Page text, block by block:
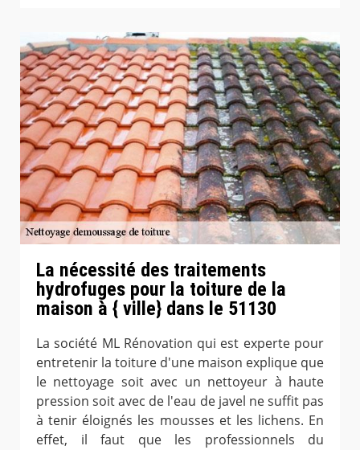
La nécessité des traitements
hydrofuges pour la toiture de la
maison à { ville} dans le 51130
La société ML Rénovation qui est experte pour
entretenir la toiture d'une maison explique que
le nettoyage soit avec un nettoyeur à haute
pression soit avec de l'eau de javel ne suffit pas
à tenir éloignés les mousses et les lichens. En
effet, il faut que les professionnels du